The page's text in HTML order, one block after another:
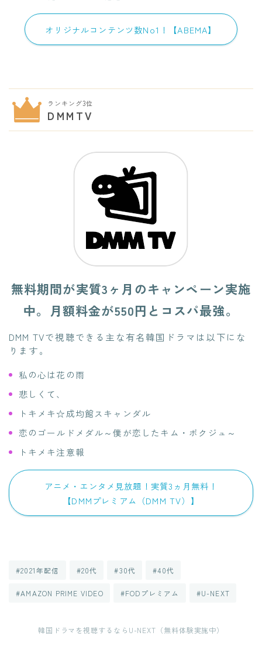
オリジナルコンテンツ数No1！【ABEMA】
ランキング3位
DMMTV
無料期間が実質3ヶ月のキャンペーン実施
中。月額料金が550円とコスパ最強。
DMM TVで視聴できる主な有名韓国ドラマは以下にな
ります。
私の心は花の雨
悲しくて、
トキメキ☆成均館スキャンダル
恋のゴールドメダル～僕が恋したキム・ボクジュ～
トキメキ注意報
アニメ・エンタメ見放題！実質3ヵ月無料！
【DMMプレミアム（DMM TV）】
#2021年配信 #20代 #30代 #40代
#AMAZON PRIME VIDEO #FODプレミアム #U-NEXT
韓国ドラマを視聴するならU-NEXT（無料体験実施中）